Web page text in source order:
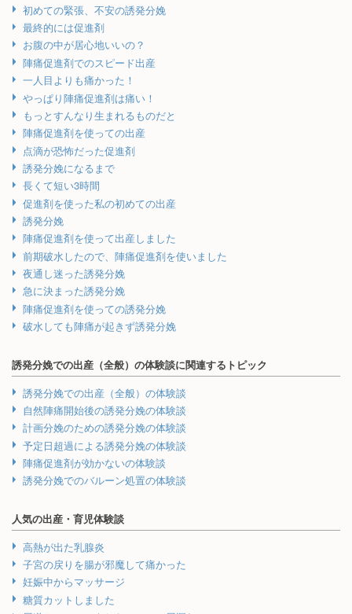
初めての緊張、不安の誘発分娩
最終的には促進剤
お腹の中が居心地いいの？
陣痛促進剤でのスピード出産
一人目よりも痛かった！
やっぱり陣痛促進剤は痛い！
もっとすんなり生まれるものだと
陣痛促進剤を使っての出産
点滴が恐怖だった促進剤
誘発分娩になるまで
長くて短い3時間
促進剤を使った私の初めての出産
誘発分娩
陣痛促進剤を使って出産しました
前期破水したので、陣痛促進剤を使いました
夜通し迷った誘発分娩
急に決まった誘発分娩
陣痛促進剤を使っての誘発分娩
破水しても陣痛が起きず誘発分娩
誘発分娩での出産（全般）の体験談に関連するトピック
誘発分娩での出産（全般）の体験談
自然陣痛開始後の誘発分娩の体験談
計画分娩のための誘発分娩の体験談
予定日超過による誘発分娩の体験談
陣痛促進剤が効かないの体験談
誘発分娩でのバルーン処置の体験談
人気の出産・育児体験談
高熱が出た乳腺炎
子宮の戻りを腸が邪魔して痛かった
妊娠中からマッサージ
糖質カットしました